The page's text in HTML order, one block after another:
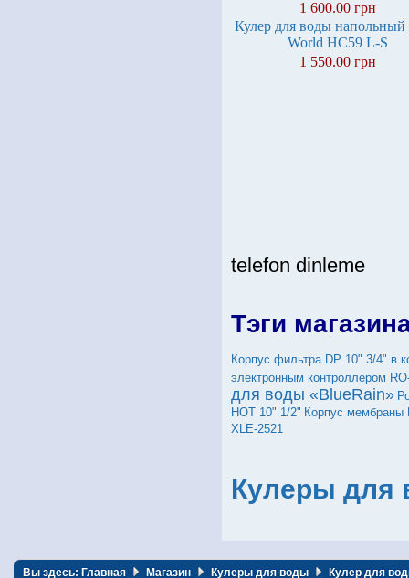
1 600.00 грн
Кулер для воды напольный
World HC59 L-S
1 550.00 грн
telefon dinleme
Тэги
Корпус фильтра DP 10" 3/4" в
электронным контроллером
для воды «BlueRain»
HOT 10" 1/2" Корпус мембраны
XLE-2521
Кулеры для
Вы здесь: Главная Магазин Кулеры для воды Кулер для